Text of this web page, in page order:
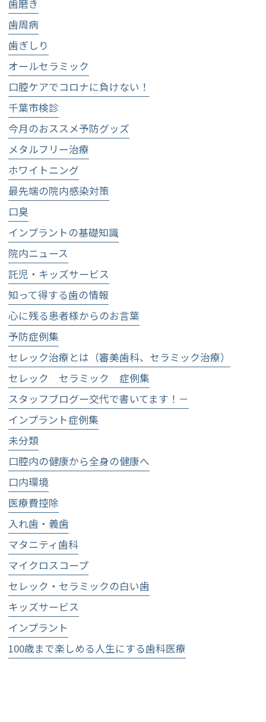
歯磨き
歯周病
歯ぎしり
オールセラミック
口腔ケアでコロナに負けない！
千葉市検診
今月のおススメ予防グッズ
メタルフリー治療
ホワイトニング
最先端の院内感染対策
口臭
インプラントの基礎知識
院内ニュース
託児・キッズサービス
知って得する歯の情報
心に残る患者様からのお言葉
予防症例集
セレック治療とは（審美歯科、セラミック治療）
セレック セラミック 症例集
スタッフブログー交代で書いてます！－
インプラント症例集
未分類
口腔内の健康から全身の健康へ
口内環境
医療費控除
入れ歯・義歯
マタニティ歯科
マイクロスコープ
セレック・セラミックの白い歯
キッズサービス
インプラント
100歳まで楽しめる人生にする歯科医療